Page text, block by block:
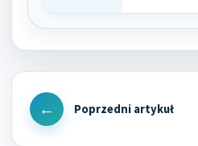
Nawigacja
wpisu
Previous